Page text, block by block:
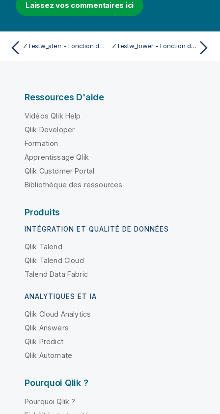
Laissez vos commentaires ici
ZTestw_sterr - Fonction de script et de graphique ZTestw_lower - Fonction de script et de graphique
Ressources D'aide
Vidéos Qlik Help
Qlik Developer
Formation
Apprentissage Qlik
Qlik Customer Portal
Bibliothèque des ressources
Produits
INTÉGRATION ET QUALITÉ DE DONNÉES
Qlik Talend
Qlik Talend Cloud
Talend Data Fabric
ANALYTIQUES ET IA
Qlik Cloud Analytics
Qlik Answers
Qlik Predict
Qlik Automate
Pourquoi Qlik ?
Pourquoi Qlik ?